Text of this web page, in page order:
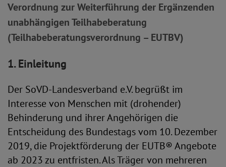
Verordnung zur Weiterführung der Ergänzenden
unabhängigen Teilhabeberatung
(Teilhabeberatungsverordnung – EUTBV)
1. Einleitung
Der SoVD-Landesverband e.V. begrüßt im
Interesse von Menschen mit (drohender)
Behinderung und ihrer Angehörigen die
Entscheidung des Bundestags vom 10. Dezember
2019, die Projektförderung der EUTB® Angebote
ab 2023 zu entfristen. Als Träger von mehreren